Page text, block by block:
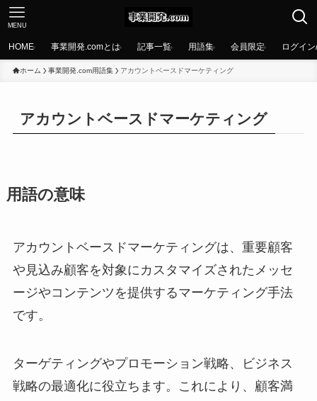
MENU
HOME 事業開発.comとは 記事一覧 用語集 会員限定 ログイ
ホーム 事業開発.com用語集 アカウントベースドマーケティング
アカウントベースドマーケティング
用語の意味
アカウントベースドマーケティングは、重要顧客
や見込み顧客を対象にカスタマイズされたメッセ
ージやコンテンツを提供するマーケティング手法
です。
ターゲティングやプロモーション戦略、ビジネス
戦略の最適化に役立ちます。これにより、顧客満